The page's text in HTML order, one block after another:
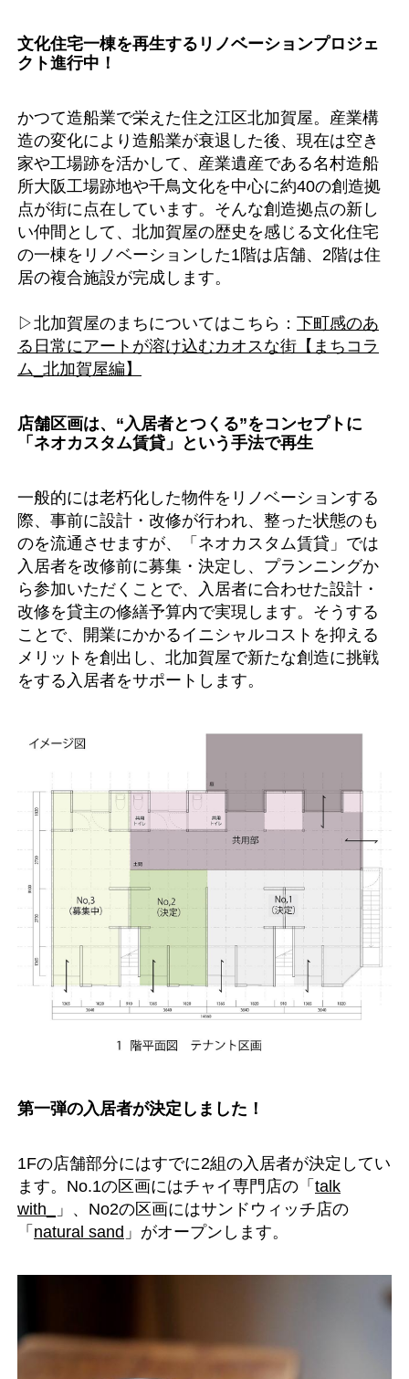
文化住宅一棟を再生するリノベーションプロジェ
クト進行中！
かつて造船業で栄えた住之江区北加賀屋。産業構
造の変化により造船業が衰退した後、現在は空き
家や工場跡を活かして、産業遺産である名村造船
所大阪工場跡地や千鳥文化を中心に約40の創造拠
点が街に点在しています。そんな創造拠点の新し
い仲間として、北加賀屋の歴史を感じる文化住宅
の一棟をリノベーションした1階は店舗、2階は住
居の複合施設が完成します。
▷北加賀屋のまちについてはこちら： 下町感のあ
る日常にアートが溶け込むカオスな街【まちコラ
ム_北加賀屋編】
店舗区画は、“入居者とつくる”をコンセプトに
「ネオカスタム賃貸」という手法で再生
一般的には老朽化した物件をリノベーションする
際、事前に設計・改修が行われ、整った状態のも
のを流通させますが、「ネオカスタム賃貸」では
入居者を改修前に募集・決定し、プランニングか
ら参加いただくことで、入居者に合わせた設計・
改修を貸主の修繕予算内で実現します。そうする
ことで、開業にかかるイニシャルコストを抑える
メリットを創出し、北加賀屋で新たな創造に挑戦
をする入居者をサポートします。
第一弾の入居者が決定しました！
1Fの店舗部分にはすでに2組の入居者が決定してい
ます。No.1の区画にはチャイ専門店の「talk
with_
」、No2の区画にはサンドウィッチ店の
「natural sand 」がオープンします。